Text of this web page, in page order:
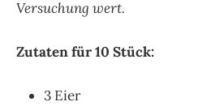
Versuchung wert.
Zutaten für 10 Stück:
3 Eier